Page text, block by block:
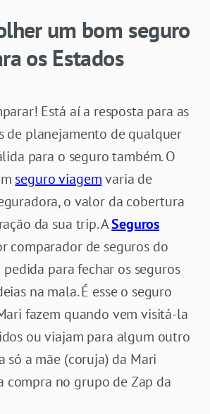
um bom seguro
os Estados
Está aí a resposta para as
de planejamento de qualquer
para o seguro também. O
seguro viagemvaria de
o valor da cobertura
da sua trip. ASeguros
comparador de seguros do
pedida para fechar os seguros
na mala. É esse o seguro
fazem quando vem visitá-la
ou viajam para algum outro
só a mãe (coruja) da Mari
compra no grupo de Zap da